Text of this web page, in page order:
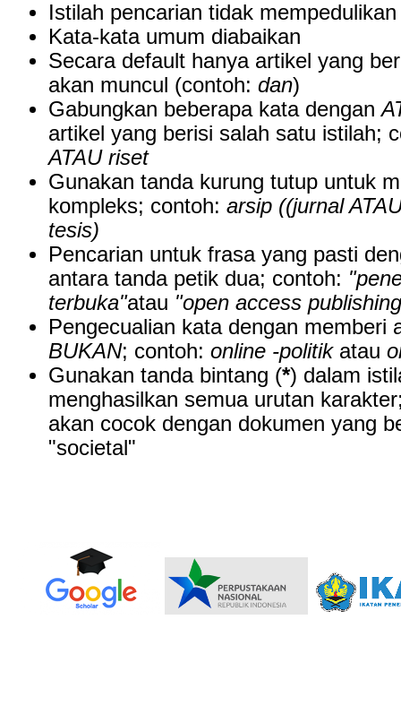
Istilah pencarian tidak
Kata-kata umum diabaikan
Secara default hanya artikel yang
akan muncul (contoh: dan)
Gabungkan beberapa kata dengan
artikel yang berisi salah satu istilah;
ATAU riset
Gunakan tanda kurung tutup untuk
kompleks; contoh: arsip ((jurnal
tesis)
Pencarian untuk frasa yang pasti
antara tanda petik dua; contoh:
terbuka"atau "open access
Pengecualian kata dengan memberi
BUKAN; contoh: online -politikatau
Gunakan tanda bintang (*) dalam
menghasilkan semua urutan
akan cocok dengan dokumen yang
"societal"